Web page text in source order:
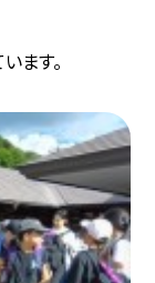
ます。